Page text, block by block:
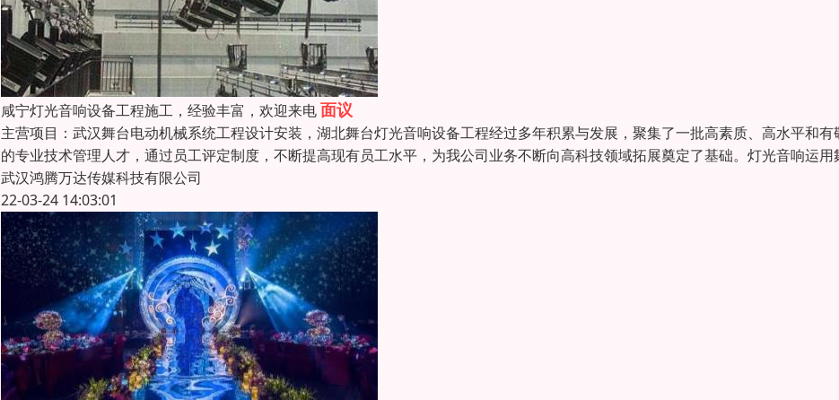
咸宁灯光音响设备工程施工，经验丰富，欢迎来电面议
主营项目：武汉舞台电动机械系统工程设计安装，湖北舞台灯光音响设备工程经过多年积累与发展，聚集了一批高素质、高水平和有
的专业技术管理人才，通过员工评定制度，不断提高现有员工水平，为我公司业务不断向高科技领域拓展奠定了基础。灯光音响运用
武汉鸿腾万达传媒科技有限公司
22-03-24 14:03:01